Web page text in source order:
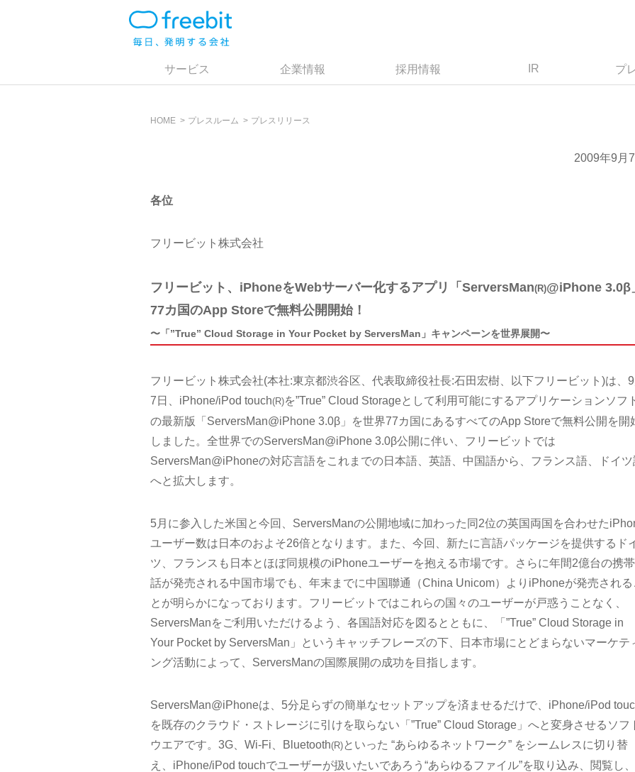
サービス 企業情報 採用情報 IR プ
HOME プレスルーム プレスリリース
2009年9月7
各位
フリービット株式会社
フリービット、iPhoneをWebサーバー化するアプリ「ServersMan(R)@iPhone 3.0β
77カ国のApp Storeで無料公開開始！
〜「”True” Cloud Storage in Your Pocket by ServersMan」キャンペーンを世界展開〜
フリービット株式会社(本社:東京都渋谷区、代表取締役社長:石田宏樹、以下フリービット)は、9
7日、iPhone/iPod touch(R)を”True” Cloud Storageとして利用可能にするアプリケーションソフ
の最新版「ServersMan@iPhone 3.0β」を世界77カ国にあるすべてのApp Storeで無料公開を開
しました。全世界でのServersMan@iPhone 3.0β公開に伴い、フリービットでは
ServersMan@iPhoneの対応言語をこれまでの日本語、英語、中国語から、フランス語、ドイツ
へと拡大します。
5月に参入した米国と今回、ServersManの公開地域に加わった同2位の英国両国を合わせた
ユーザー数は日本のおよそ26倍となります。また、今回、新たに言語パッケージを提供するド
ツ、フランスも日本とほぼ同規模のiPhoneユーザーを抱える市場です。さらに年間2億台の携
話が発売される中国市場でも、年末までに中国聯通（China Unicom）よりiPhoneが発売される
とが明らかになっております。フリービットではこれらの国々のユーザーが戸惑うことなく、
ServersManをご利用いただけるよう、各国語対応を図るとともに、「”True” Cloud Storage in
Your Pocket by ServersMan」というキャッチフレーズの下、日本市場にとどまらないマーケテ
ング活動によって、ServersManの国際展開の成功を目指します。
ServersMan@iPhoneは、5分足らずの簡単なセットアップを済ませるだけで、iPhone/iPod
を既存のクラウド・ストレージに引けを取らない「”True” Cloud Storage」へと変身させるソフ
ウエアです。3G、Wi-Fi、Bluetooth(R) といった “あらゆるネットワーク” をシームレスに切り替
え、iPhone/iPod touchでユーザーが扱いたいであろう“あらゆるファイル”を取り込み、閲覧し、